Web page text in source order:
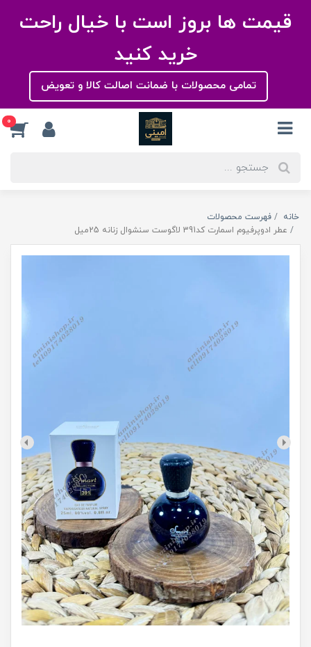
قیمت ها بروز است با خیال راحت
خرید کنید
تمامی محصولات با ضمانت اصالت کالا و تعویض
0
خانه
فهرست محصولات
عطر ادوپرفیوم اسمارت کد391 لاگوست سنشوال زنانه 25میل